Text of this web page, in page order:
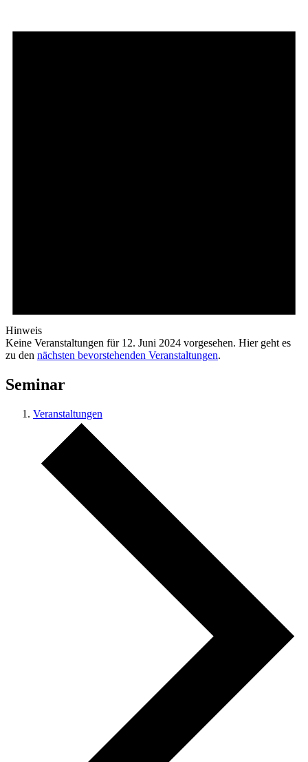
Hinweis
Keine Veranstaltungen für 12. Juni 2024 vorgesehen. Hier geht es
zu den nächsten bevorstehenden Veranstaltungen.
Seminar
Veranstaltungen